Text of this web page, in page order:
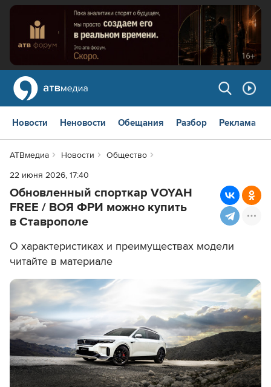
Новости Неновости Обещания Разбор Реклама
АТВмедиа Новости
Общество
22 июня 2026, 17:40
Обновленный спорткар VOYAH
FREE / ВОЯ ФРИ можно купить
в Ставрополе
О характеристиках и преимуществах модели
читайте в материале